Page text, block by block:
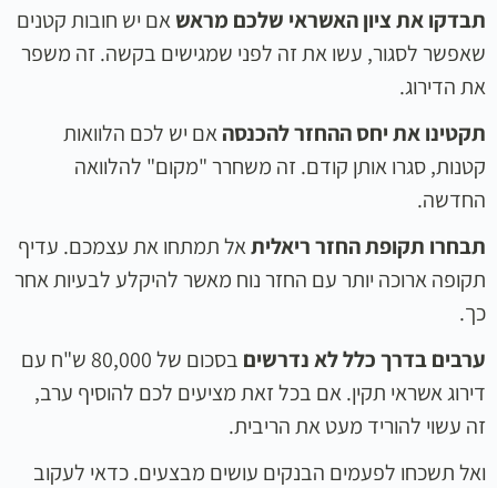
תבדקו את ציון האשראי שלכם מראשאם יש חובות קטנים
שאפשר לסגור, עשו את זה לפני שמגישים בקשה. זה משפר
את הדירוג.
תקטינו את יחס ההחזר להכנסהאם יש לכם הלוואות
קטנות, סגרו אותן קודם. זה משחרר "מקום" להלוואה
החדשה.
תבחרו תקופת החזר ריאליתאל תמתחו את עצמכם. עדיף
תקופה ארוכה יותר עם החזר נוח מאשר להיקלע לבעיות אחר
כך.
ערבים בדרך כלל לא נדרשים
בסכום של 80,000 ש"ח עם
דירוג אשראי תקין. אם בכל זאת מציעים לכם להוסיף ערב,
זה עשוי להוריד מעט את הריבית.
ואל תשכחו לפעמים הבנקים עושים מבצעים. כדאי לעקוב